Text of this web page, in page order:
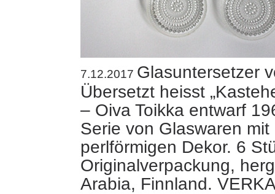
7.12.2017 Glasuntersetzer
Übersetzt heisst
– Oiva Toikka entwarf
Serie von Glaswaren mit
perlförmigen Dekor. 6
Originalverpackung,
Arabia, Finnland.